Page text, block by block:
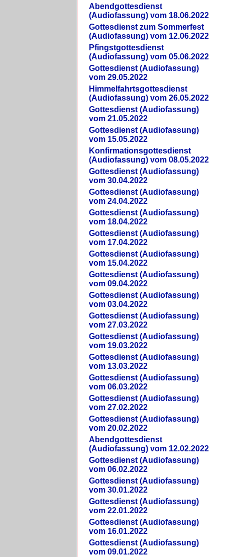
Abendgottesdienst
(Audiofassung) vom 18.06.2022
Gottesdienst zum Sommerfest
(Audiofassung) vom 12.06.2022
Pfingstgottesdienst
(Audiofassung) vom 05.06.2022
Gottesdienst (Audiofassung)
vom 29.05.2022
Himmelfahrtsgottesdienst
(Audiofassung) vom 26.05.2022
Gottesdienst (Audiofassung)
vom 21.05.2022
Gottesdienst (Audiofassung)
vom 15.05.2022
Konfirmationsgottesdienst
(Audiofassung) vom 08.05.2022
Gottesdienst (Audiofassung)
vom 30.04.2022
Gottesdienst (Audiofassung)
vom 24.04.2022
Gottesdienst (Audiofassung)
vom 18.04.2022
Gottesdienst (Audiofassung)
vom 17.04.2022
Gottesdienst (Audiofassung)
vom 15.04.2022
Gottesdienst (Audiofassung)
vom 09.04.2022
Gottesdienst (Audiofassung)
vom 03.04.2022
Gottesdienst (Audiofassung)
vom 27.03.2022
Gottesdienst (Audiofassung)
vom 19.03.2022
Gottesdienst (Audiofassung)
vom 13.03.2022
Gottesdienst (Audiofassung)
vom 06.03.2022
Gottesdienst (Audiofassung)
vom 27.02.2022
Gottesdienst (Audiofassung)
vom 20.02.2022
Abendgottesdienst
(Audiofassung) vom 12.02.2022
Gottesdienst (Audiofassung)
vom 06.02.2022
Gottesdienst (Audiofassung)
vom 30.01.2022
Gottesdienst (Audiofassung)
vom 22.01.2022
Gottesdienst (Audiofassung)
vom 16.01.2022
Gottesdienst (Audiofassung)
vom 09.01.2022